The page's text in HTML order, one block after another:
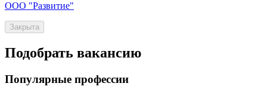
ООО "Развитие"
Закрыта
Подобрать вакансию
Популярные профессии